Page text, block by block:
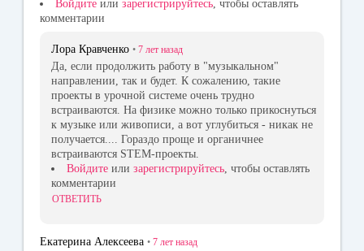
ki
Войдите или зарегистрируйтесь, чтобы оставлять
комментарии
Лора Кравченко • 7 лет назад
Да, если продолжить работу в "музыкальном"
направлении, так и будет. К сожалению, такие
проекты в урочной системе очень трудно
встраиваются. На физике можно только прикоснуться
к музыке или живописи, а вот углубиться - никак не
получается.... Гораздо проще и органичнее
встраиваются STEM-проекты.
Войдите или зарегистрируйтесь , чтобы оставлять
комментарии
ОТВЕТИТЬ
Екатерина Алексеева • 7 лет назад